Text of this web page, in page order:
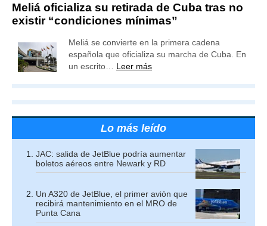
Meliá oficializa su retirada de Cuba tras no
existir “condiciones mínimas”
Meliá se convierte en la primera cadena
española que oficializa su marcha de Cuba. En
un escrito… Leer más
Lo más leído
JAC: salida de JetBlue podría aumentar
boletos aéreos entre Newark y RD
Un A320 de JetBlue, el primer avión que
recibirá mantenimiento en el MRO de
Punta Cana